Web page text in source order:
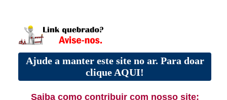
Ajude a manter este site no ar. Para doar
clique AQUI!
Saiba como contribuir com nosso site: